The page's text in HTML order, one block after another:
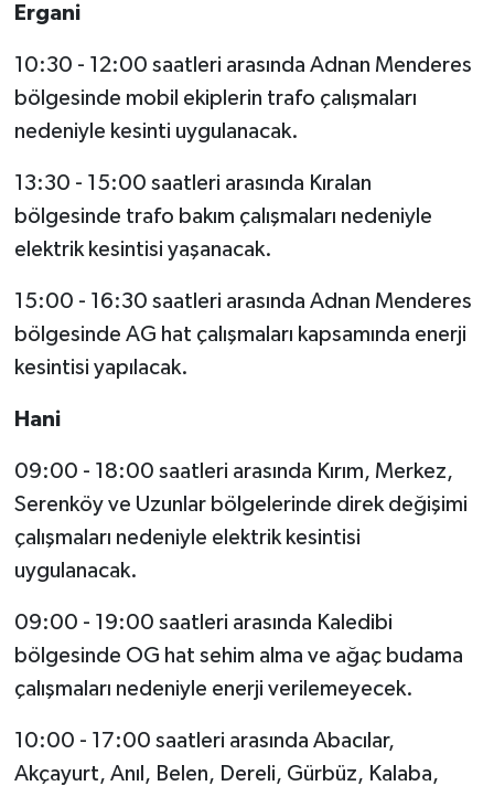
Ergani
10:30 - 12:00 saatleri arasında Adnan Menderes
bölgesinde mobil ekiplerin trafo çalışmaları
nedeniyle kesinti uygulanacak.
13:30 - 15:00 saatleri arasında Kıralan
bölgesinde trafo bakım çalışmaları nedeniyle
elektrik kesintisi yaşanacak.
15:00 - 16:30 saatleri arasında Adnan Menderes
bölgesinde AG hat çalışmaları kapsamında enerji
kesintisi yapılacak.
Hani
09:00 - 18:00 saatleri arasında Kırım, Merkez,
Serenköy ve Uzunlar bölgelerinde direk değişimi
çalışmaları nedeniyle elektrik kesintisi
uygulanacak.
09:00 - 19:00 saatleri arasında Kaledibi
bölgesinde OG hat sehim alma ve ağaç budama
çalışmaları nedeniyle enerji verilemeyecek.
10:00 - 17:00 saatleri arasında Abacılar,
Akçayurt, Anıl, Belen, Dereli, Gürbüz, Kalaba,